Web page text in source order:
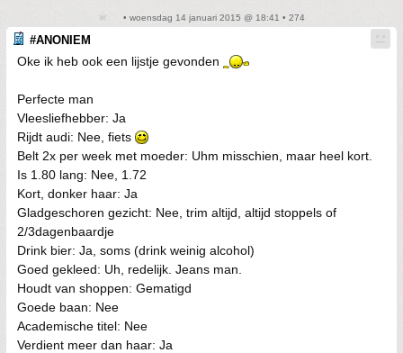
• woensdag 14 januari 2015 @ 18:41 • 274
#ANONIEM
Oke ik heb ook een lijstje gevonden
Perfecte man
Vleesliefhebber: Ja
Rijdt audi: Nee, fiets
Belt 2x per week met moeder: Uhm misschien, maar heel kort.
Is 1.80 lang: Nee, 1.72
Kort, donker haar: Ja
Gladgeschoren gezicht: Nee, trim altijd, altijd stoppels of
2/3dagenbaardje
Drink bier: Ja, soms (drink weinig alcohol)
Goed gekleed: Uh, redelijk. Jeans man.
Houdt van shoppen: Gematigd
Goede baan: Nee
Academische titel: Nee
Verdient meer dan haar: Ja